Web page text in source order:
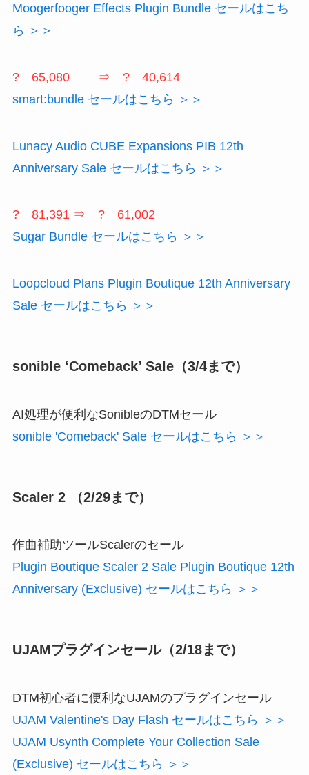
Moogerfooger Effects Plugin Bundle セールはこち
ら ＞＞
? 65,080 ⇒ ? 40,614
smart:bundle セールはこちら ＞＞
Lunacy Audio CUBE Expansions PIB 12th
Anniversary Sale セールはこちら ＞＞
? 81,391 ⇒ ? 61,002
Sugar Bundle セールはこちら ＞＞
Loopcloud Plans Plugin Boutique 12th Anniversary
Sale セールはこちら ＞＞
sonible ‘Comeback’ Sale（3/4まで）
AI処理が便利なSonibleのDTMセール
sonible 'Comeback' Sale セールはこちら ＞＞
Scaler 2 （2/29まで）
作曲補助ツールScalerのセール
Plugin Boutique Scaler 2 Sale Plugin Boutique 12th
Anniversary (Exclusive) セールはこちら ＞＞
UJAMプラグインセール（2/18まで）
DTM初心者に便利なUJAMのプラグインセール
UJAM Valentine's Day Flash セールはこちら ＞＞
UJAM Usynth Complete Your Collection Sale
(Exclusive) セールはこちら ＞＞